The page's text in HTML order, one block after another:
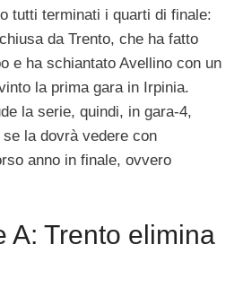
tutti terminati i quarti di finale:
da Trento, che ha fatto
e ha schiantato Avellino con un
la prima gara in Irpinia.
la serie, quindi, in gara-4,
la dovrà vedere con
anno in finale, ovvero
A: Trento elimina